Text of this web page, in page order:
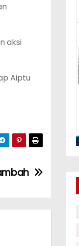
aksi
Aiptu